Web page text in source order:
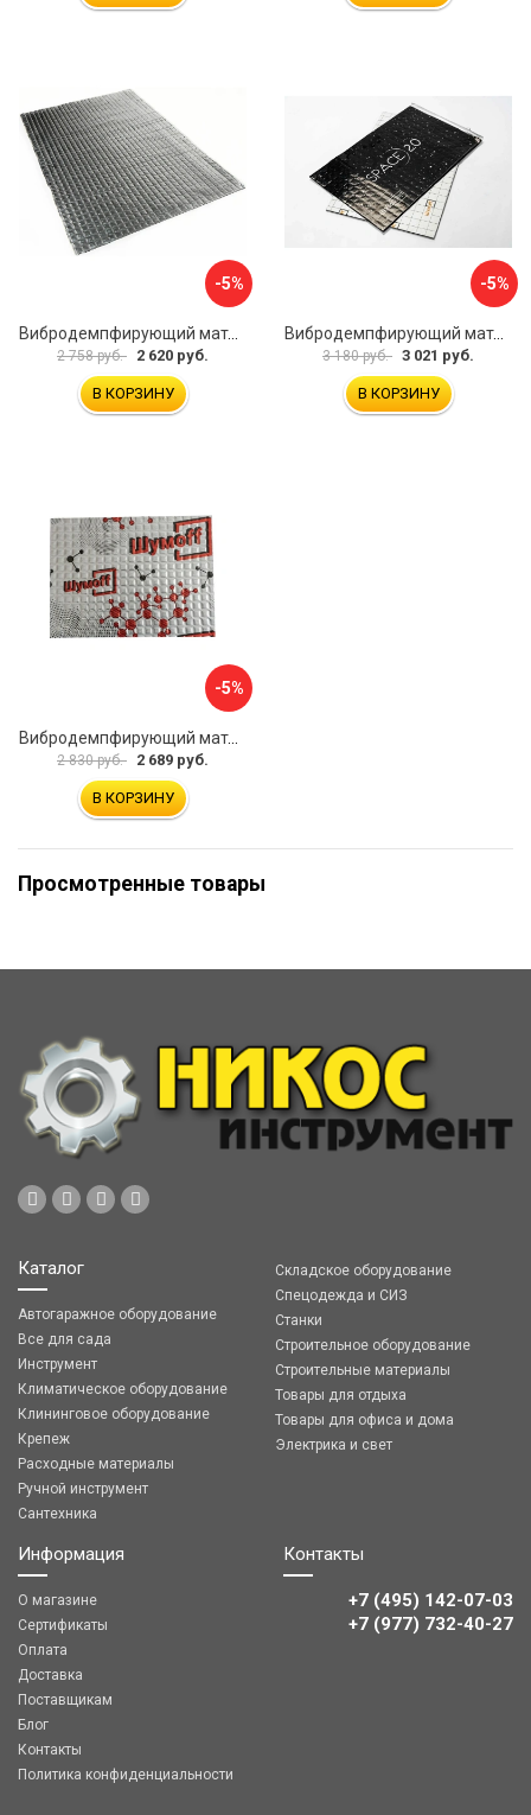
-5%
Вибродемпфирующий материал Dreamcar Noname 2 N6-2M0-S070050P1079
2 758 руб. 2 620 руб.
В КОРЗИНУ
-5%
Вибродемпфирующий материал Шумофф SPACE 2.0 НФ-00001206
3 180 руб. 3 021 руб.
В КОРЗИНУ
-5%
Вибродемпфирующий материал Шумофф Микс Ф УТ000000308
2 830 руб. 2 689 руб.
В КОРЗИНУ
Просмотренные товары
Каталог
Автогаражное оборудование
Все для сада
Инструмент
Климатическое оборудование
Клининговое оборудование
Крепеж
Расходные материалы
Ручной инструмент
Сантехника
Складское оборудование
Спецодежда и СИЗ
Станки
Строительное оборудование
Строительные материалы
Товары для отдыха
Товары для офиса и дома
Электрика и свет
Информация
О магазине
Сертификаты
Оплата
Доставка
Поставщикам
Блог
Контакты
Политика конфиденциальности
Контакты
+7 (495) 142-07-03
‎‎+7 (977) 732-40-27